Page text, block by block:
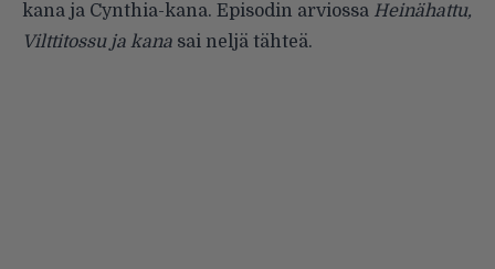
kana ja Cynthia-kana. Episodin arviossa Heinähattu,
Vilttitossu ja kana sai neljä tähteä.